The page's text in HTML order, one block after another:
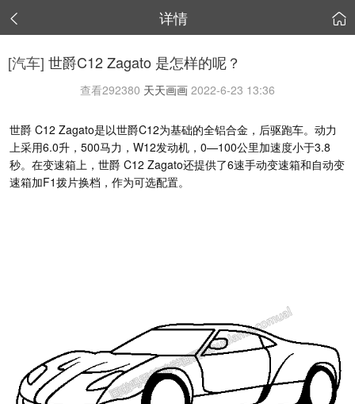
 详情 
[汽车] 世爵C12 Zagato 是怎样的呢？
查看292380 天天画画 2022-6-23 13:36
世爵 C12 Zagato是以世爵C12为基础的全铝合金，后驱跑车。动力
上采用6.0升，500马力，W12发动机，0—100公里加速度小于3.8
秒。在变速箱上，世爵 C12 Zagato还提供了6速手动变速箱和自动变
速箱加F1拨片换档，作为可选配置。